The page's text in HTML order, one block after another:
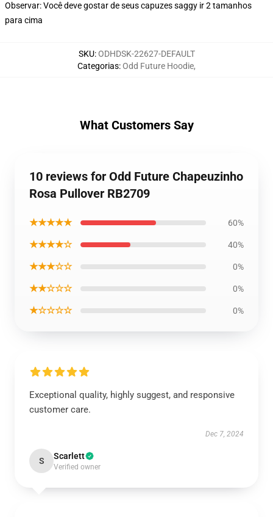
Observar: Você deve gostar de seus capuzes saggy ir 2 tamanhos
para cima
SKU:ODHDSK-22627-DEFAULT
Categorias:Odd Future Hoodie,
What Customers Say
10 reviews for Odd Future Chapeuzinho
Rosa Pullover RB2709
★★★★★ 60%
★★★★☆ 40%
★★★☆☆ 0%
★★☆☆☆ 0%
★☆☆☆☆ 0%
Exceptional quality, highly suggest, and responsive
customer care.
Dec 7, 2024
S Scarlett
Verified owner